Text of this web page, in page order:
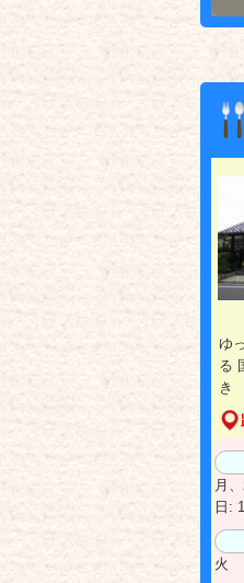
ゆ
る
き
月
日:
火